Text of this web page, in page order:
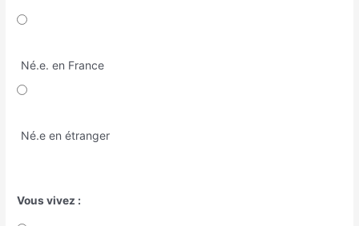
Né.e. en France
Né.e en étranger
Vous vivez :